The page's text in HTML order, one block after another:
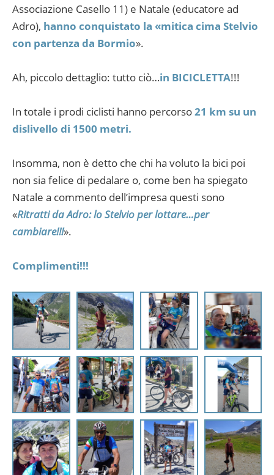
Associazione Casello 11) e Natale (educatore ad
Adro), hanno conquistato la «mitica cima Stelvio
con partenza da Bormio».
Ah, piccolo dettaglio: tutto ciò…in BICICLETTA!!!
In totale i prodi ciclisti hanno percorso21 km su un
dislivello di 1500 metri.
Insomma, non è detto che chi ha voluto la bici poi
non sia felice di pedalare o, come ben ha spiegato
Natale a commento dell’impresa questi sono
«Ritratti da Adro: lo Stelvio per lottare…per
cambiare!!!».
Complimenti!!!